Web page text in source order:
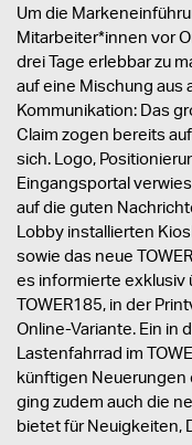
Um die
Mitarbeiter*innen vor
drei Tage erlebbar zu
auf eine Mischung aus
Kommunikation: Das
Claim zogen bereits
sich. Logo,
Eingangsportal
auf die guten
Lobby installierten
sowie das neue
es informierte exklusiv
TOWER185, in der
Online-Variante. Ein in
Lastenfahrrad im
künftigen Neuerungen
ging zudem auch die
bietet für Neuigkeiten,